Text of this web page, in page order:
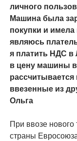
личного
Машина была
покупки и
являюсь
я платить НДС в
в цену машины
ввезенные из
Ольга
При ввозе нового
страны